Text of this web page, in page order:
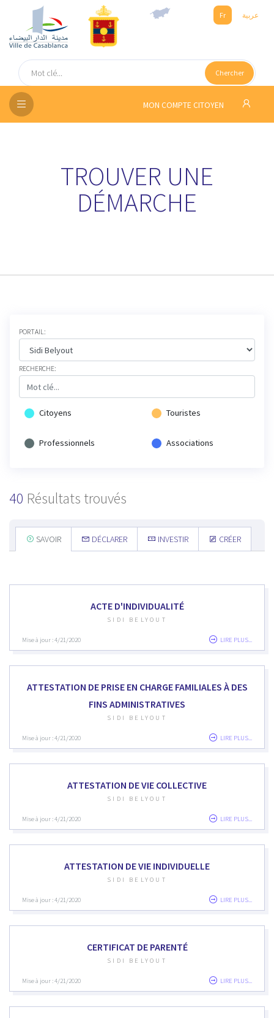
Fr عربية
Chercher
MON COMPTE CITOYEN
TROUVER UNE
DÉMARCHE
PORTAIL:
RECHERCHE:
Citoyens Touristes
Professionnels Associations
40 Résultats trouvés
SAVOIR DÉCLARER INVESTIR CRÉER
ACTE D'INDIVIDUALITÉ
SIDI BELYOUT
Mise à jour : 4/21/2020 LIRE PLUS...
ATTESTATION DE PRISE EN CHARGE FAMILIALES À DES
FINS ADMINISTRATIVES
SIDI BELYOUT
Mise à jour : 4/21/2020 LIRE PLUS...
ATTESTATION DE VIE COLLECTIVE
SIDI BELYOUT
Mise à jour : 4/21/2020 LIRE PLUS...
ATTESTATION DE VIE INDIVIDUELLE
SIDI BELYOUT
Mise à jour : 4/21/2020 LIRE PLUS...
CERTIFICAT DE PARENTÉ
SIDI BELYOUT
Mise à jour : 4/21/2020 LIRE PLUS...